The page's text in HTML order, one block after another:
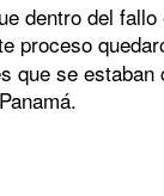
dentro del
proceso
que se estaban